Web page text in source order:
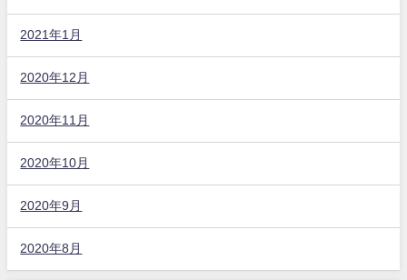
2021年1月
2020年12月
2020年11月
2020年10月
2020年9月
2020年8月